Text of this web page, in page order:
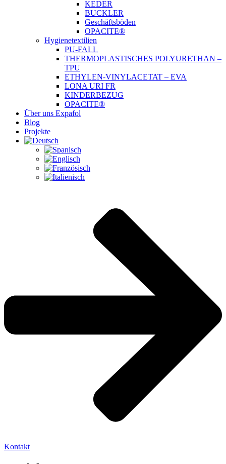
KEDER
BUCKLER
Geschäftsböden
OPACITE®
Hygienetextilien
PU-FALL
THERMOPLASTISCHES POLYURETHAN –
TPU
ETHYLEN-VINYLACETAT – EVA
LONA URI FR
KINDERBEZUG
OPACITE®
Über uns Expafol
Blog
Projekte
Kontakt